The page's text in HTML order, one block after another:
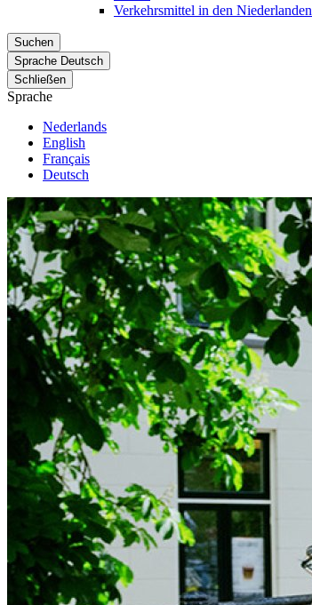
Verkehrsmittel in den Niederlanden
Suchen
Sprache Deutsch
Schließen
Sprache
Nederlands
English
Français
Deutsch